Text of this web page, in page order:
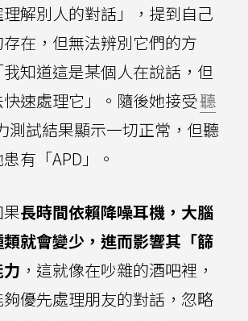
解別人的對話」，提到自己
在，但無法辨別它們的方
知道這是某個人在說話，但
速處理它」。隨後她接受聽
測試結果顯示一切正常，但聽
有「APD」。
長時間依賴降噪耳機，大腦
就會變少，進而影響其「篩
，這就像在吵雜的酒吧裡，
優先處理朋友的對話，忽略